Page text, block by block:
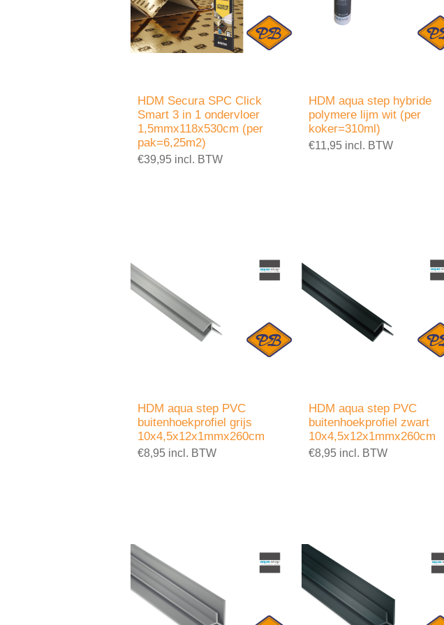
HDM Secura SPC Click
Smart 3 in 1 ondervloer
1,5mmx118x530cm (per
pak=6,25m2)
€39,95 incl. BTW
HDM aqua step hybride
polymere lijm wit (per
koker=310ml)
€11,95 incl. BTW
HDM aqua step PVC
buitenhoekprofiel grijs
10x4,5x12x1mmx260cm
€8,95 incl. BTW
HDM aqua step PVC
buitenhoekprofiel zwart
10x4,5x12x1mmx260cm
€8,95 incl. BTW